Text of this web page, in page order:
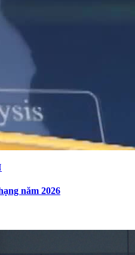
năm 2026